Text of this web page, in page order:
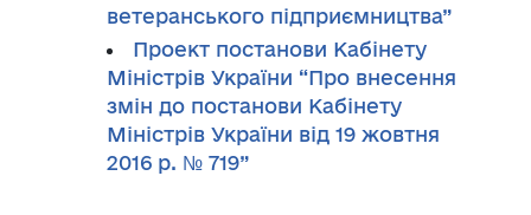
ветеранського підприємництва”
Проект постанови Кабінету
Міністрів України “Про внесення
змін до постанови Кабінету
Міністрів України від 19 жовтня
2016 р. № 719”